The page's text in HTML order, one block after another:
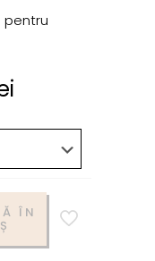
pentru
ÎN